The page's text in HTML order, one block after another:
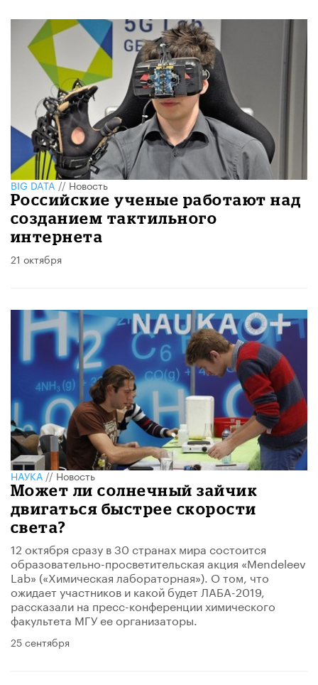
BIG DATA//Новость
Российские ученые работают над
созданием тактильного
интернета
21 октября
НАУКА//Новость
Может ли солнечный зайчик
двигаться быстрее скорости
света?
12 октября сразу в 30 странах мира состоится
образовательно-просветительская акция «Mendeleev
Lab» («Химическая лабораторная»). О том, что
ожидает участников и какой будет ЛАБА-2019,
рассказали на пресс-конференции химического
факультета МГУ ее организаторы.
25 сентября